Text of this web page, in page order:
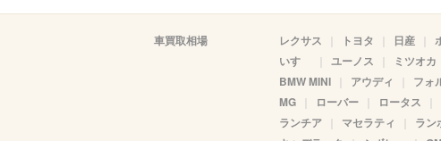
車買取相場 レクサス トヨタ 日産
いすゞ
ユーノス ミツオカ
BMW MINI
アウディ フォ
MG
ローバー ロータス
ランチア
マセラティ ラン